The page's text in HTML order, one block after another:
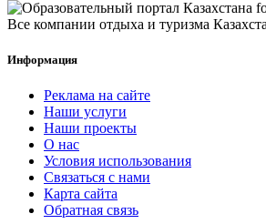
Все компании отдыха и туризма
Информация
Реклама на сайте
Наши услуги
Наши проекты
О нас
Условия использования
Связаться с нами
Карта сайта
Обратная связь